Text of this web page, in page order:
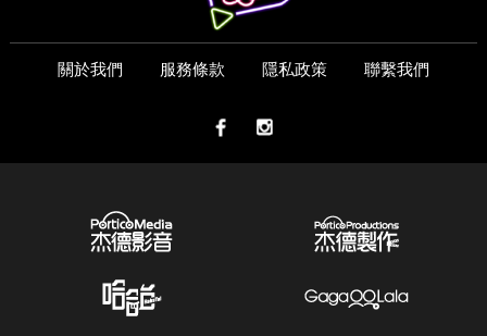
關於我們 服務條款 隱私政策 聯繫我們